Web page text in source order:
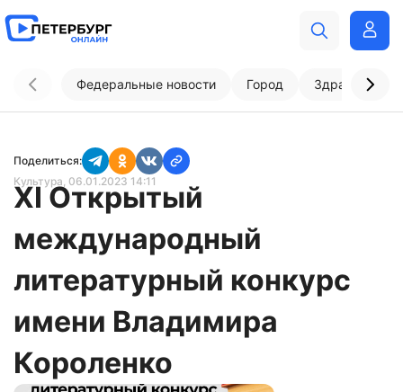
Федеральные новости Город
Поделиться:
Культура, 06.01.2023 14:11
XI Открытый
международный
литературный конкурс
имени Владимира
Короленко